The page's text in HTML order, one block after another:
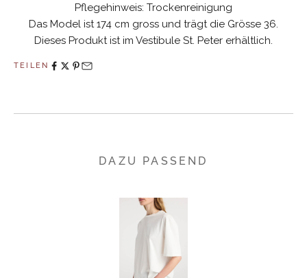
Pflegehinweis: Trockenreinigung
Das Model ist 174 cm gross und trägt die Grösse 36.
Dieses Produkt ist im Vestibule St. Peter erhältlich.
TEILEN
DAZU PASSEND